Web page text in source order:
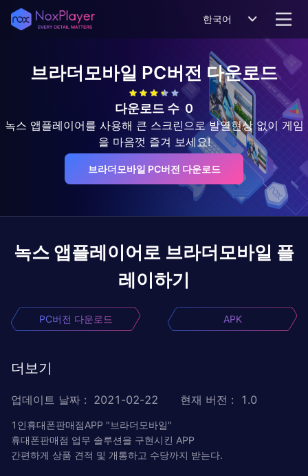
한국어
브라더모바일 PC버전 다운로드
다운로드 수 0
녹스 앱플레이어를 사용해 큰 스크린으로 발열현상 없이 게임
을 마음껏 즐겨 보세요!
브라더모바일 PC버전 다운로드
녹스 앱플레이어로 브라더모바일 플
레이하기
PC버전 다운로드 APK
더보기
업데이트 날짜 : 2021-02-22 현재 버전 : 1.0
1인휴대폰판매점APP "브라더모바일"
휴대폰판매점 업무 솔루션을 구현시킨 APP
간편하게 상품 견적 및 개통하고 수당까지 받는다.